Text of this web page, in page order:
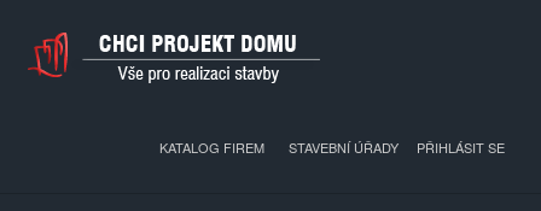
PŘIHLÁSIT SE
KATALOG FIREM STAVEBNÍ ÚŘADY